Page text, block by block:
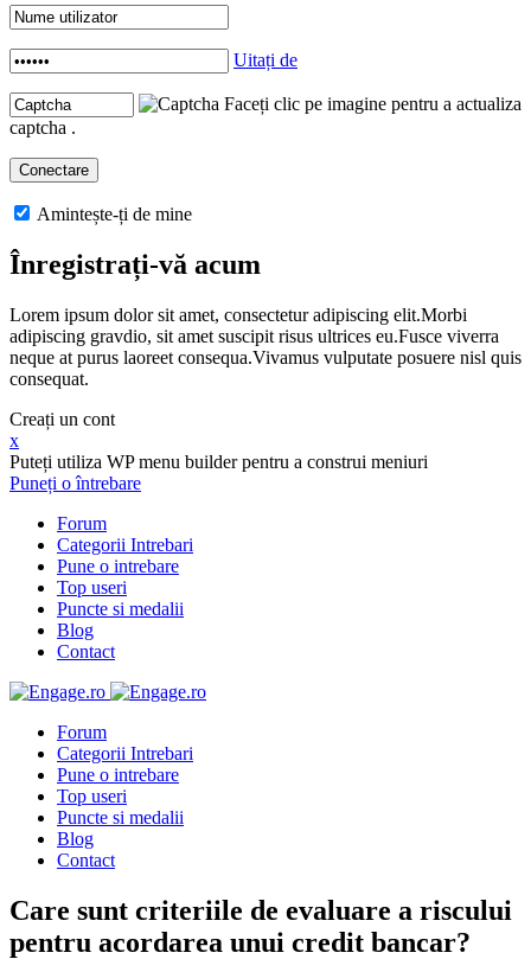
Uitați de
Faceți clic pe imagine pentru a actualiza
captcha .
Amintește-ți de mine
Înregistrați-vă acum
Lorem ipsum dolor sit amet, consectetur adipiscing elit.Morbi
adipiscing gravdio, sit amet suscipit risus ultrices eu.Fusce viverra
neque at purus laoreet consequa.Vivamus vulputate posuere nisl quis
consequat.
Creați un cont
x
Puteți utiliza WP menu builder pentru a construi meniuri
Puneți o întrebare
Forum
Categorii Intrebari
Pune o intrebare
Top useri
Puncte si medalii
Blog
Contact
Forum
Categorii Intrebari
Pune o intrebare
Top useri
Puncte si medalii
Blog
Contact
Care sunt criteriile de evaluare a riscului
pentru acordarea unui credit bancar?